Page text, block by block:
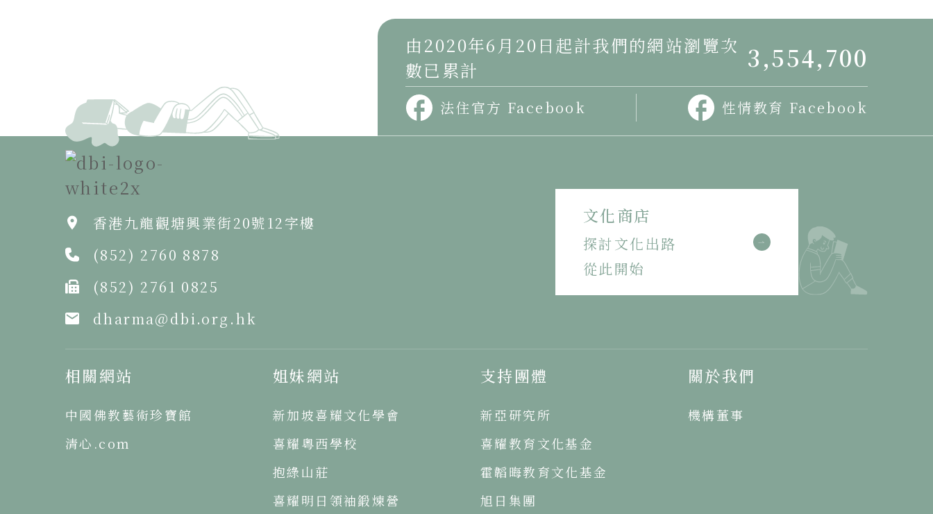
由2020年6月20日起計我們的網站瀏覽次
數已累計
3,554,700
法住官方 Facebook 性情教育 Facebook
香港九龍觀塘興業街20號12字樓
(852) 2760 8878
(852) 2761 0825
dharma@dbi.org.hk
文化商店
探討文化出路
從此開始
相關網站
中國佛教藝術珍寶館
清心.com
姐妹網站
新加坡喜耀文化學會
喜耀粵西學校
抱綠山莊
喜耀明日領袖鍛煉營
支持團體
新亞研究所
喜耀教育文化基金
霍韜晦教育文化基金
旭日集團
關於我們
機構董事